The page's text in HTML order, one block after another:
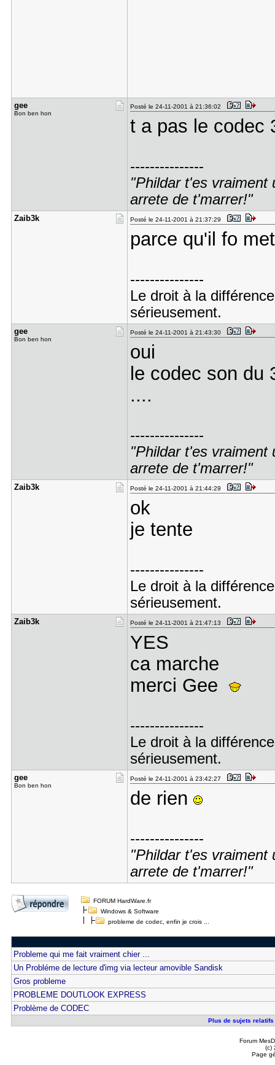
gee
Bon ben hon
Posté le 24-11-2001 à 21:36:02
t a pas le codec
---------------
"Phildar t'es vraiment
arrete de t'marrer!"
Zaib3k Posté le 24-11-2001 à 21:37:29
parce qu'il fo
---------------
Le droit à la
sérieusement.
gee
Bon ben hon
Posté le 24-11-2001 à 21:43:30
oui
le codec son du
....
---------------
"Phildar t'es vraiment
arrete de t'marrer!"
Zaib3k Posté le 24-11-2001 à 21:44:29
ok
je tente
---------------
Le droit à la
sérieusement.
Zaib3k Posté le 24-11-2001 à 21:47:13
YES
ca marche
merci Gee
---------------
Le droit à la
sérieusement.
gee
Bon ben hon
Posté le 24-11-2001 à 23:42:27
de rien
---------------
"Phildar t'es vraiment
arrete de t'marrer!"
FORUM HardWare.fr
Windows & Software
probleme de codec, enfin je crois ...
Probleme qui me fait vraiment chier ...
Un Probléme de lecture d'img via lecteur amovible Sandisk
Gros probleme
PROBLEME DOUTLOOK EXPRESS
Problème de CODEC
Plus de sujets
Forum
(c)
Page